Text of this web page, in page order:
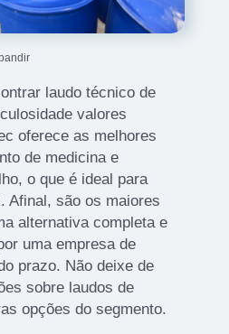
laudo técnico de
valores
oferece as melhores
de medicina e
o que é ideal para
Afinal, são os maiores
alternativa completa e
uma empresa de
prazo. Não deixe de
sobre laudos de
opções do segmento.